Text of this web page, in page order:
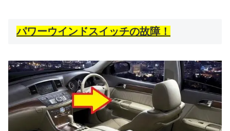
パワーウインドスイッチの故障！